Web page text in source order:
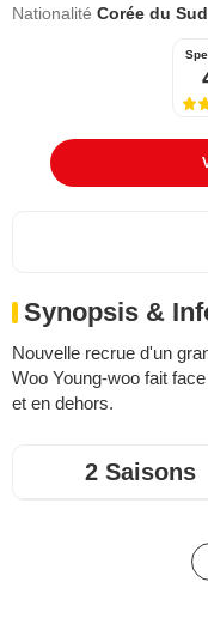
Nationalité Corée du Sud
Synopsis &
Nouvelle recrue d'un
Woo Young-woo fait
et en dehors.
2 Saisons